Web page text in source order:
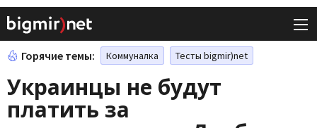
Горячие темы: Коммуналка Тесты bigmir)net
Украинцы не будут
платить за